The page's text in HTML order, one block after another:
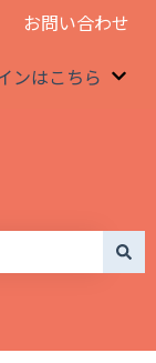
お問い合わせ
ンはこちら